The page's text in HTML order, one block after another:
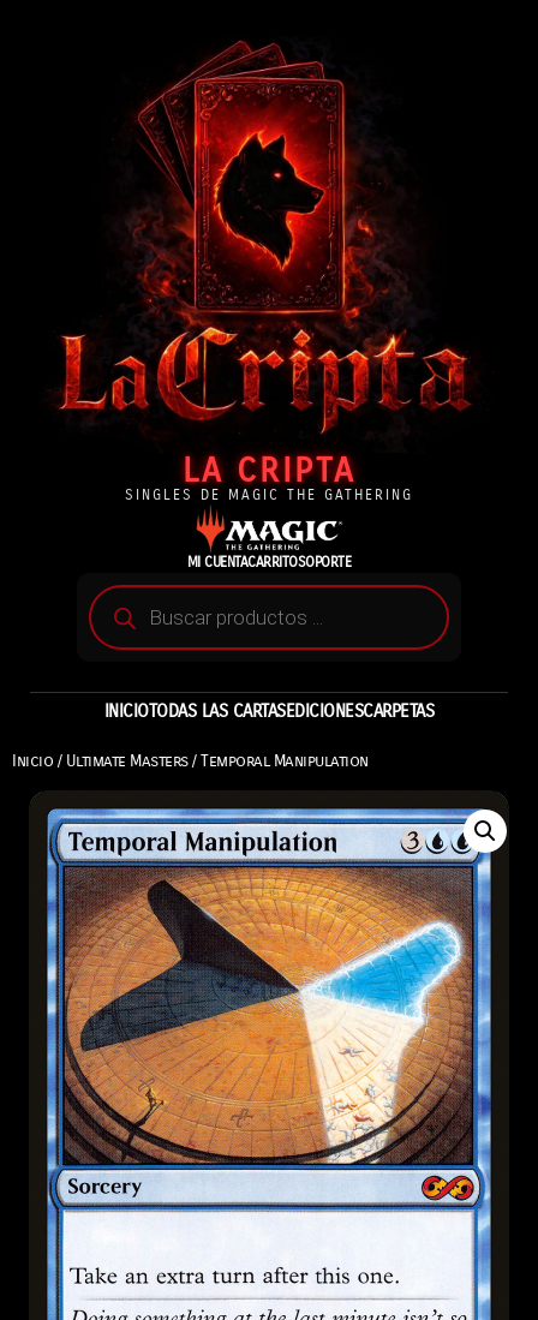
LA CRIPTA
SINGLES DE MAGIC THE GATHERING
MI CUENTACARRITOSOPORTE
INICIOTODAS LAS CARTASEDICIONESCARPETAS
Inicio / Ultimate Masters/ Temporal Manipulation